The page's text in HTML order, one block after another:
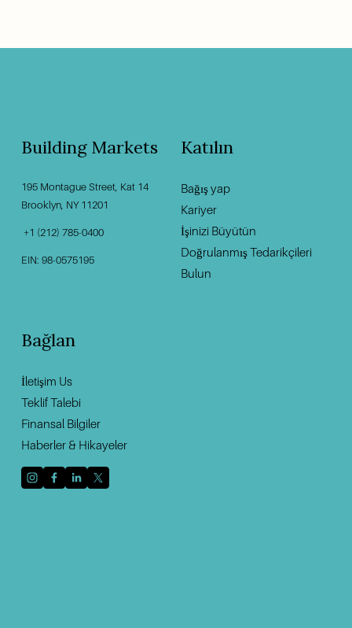
Building Markets
195 Montague Street, Kat 14
Brooklyn, NY 11201
+1 (212) 785-0400
EIN: 98-0575195
Katılın
Bağış yap‍                                    ‍
Kariyer
İşinizi Büyütün
Doğrulanmış Tedarikçileri
Bulun
Bağlan
İletişim Us
Teklif Talebi
Finansal Bilgiler
Haberler & Hikayeler